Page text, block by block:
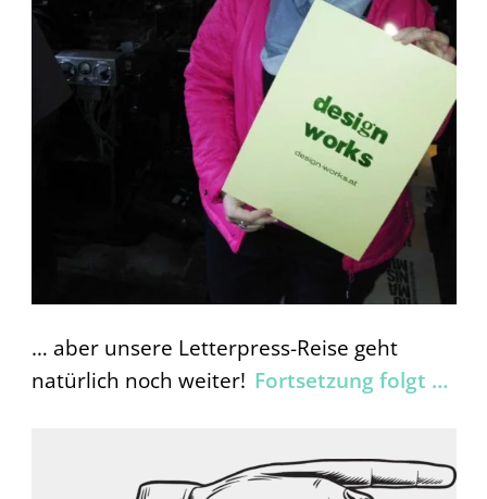
… aber unsere Letterpress-Reise geht
natürlich noch weiter! Fortsetzung folgt …